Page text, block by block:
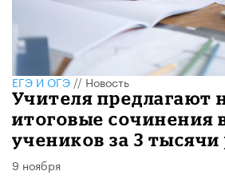
ЕГЭ И ОГЭ//Новость
Учителя предлагают
итоговые сочинения
учеников за 3 тысячи
9 ноября